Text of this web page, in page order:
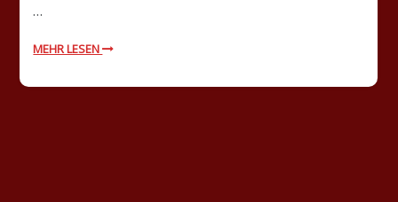
…
MEHR LESEN